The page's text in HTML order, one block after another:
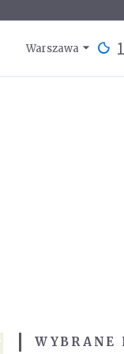
Warszawa
WYBRANE